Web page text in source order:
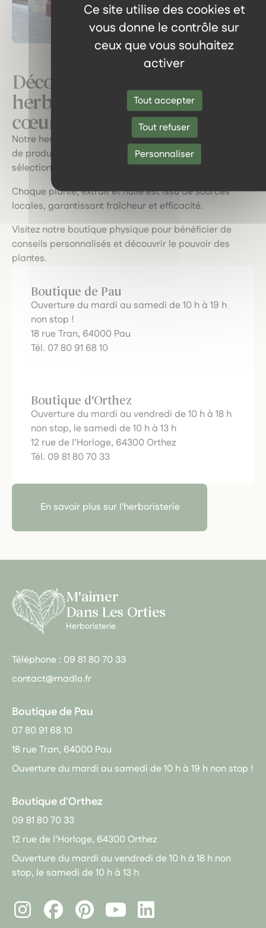
Ce site utilise des cookies et
vous donne le contrôle sur
ceux que vous souhaitez
activer
Tout accepter
Tout refuser
Personnaliser
Découvrez notre
herboristerie : un voyage au
cœur des plantes locales.
Notre herboristerie vous invite à explorer une gamme
de produits naturels de qualité, soigneusement
sélectionnés.
Chaque plante, extrait et huile est issu de sources
locales, garantissant fraîcheur et efficacité.
Visitez notre boutique physique pour bénéficier de
conseils personnalisés et découvrir le pouvoir des
plantes.
Boutique de Pau
Ouverture du mardi au samedi de 10 h à 19 h
non stop !
18 rue Tran, 64000 Pau
Tél. 07 80 91 68 10
Boutique d'Orthez
Ouverture du mardi au vendredi de 10 h à 18 h
non stop, le samedi de 10 h à 13 h
12 rue de l’Horloge, 64300 Orthez
Tél. 09 81 80 70 33
En savoir plus sur l'herboristerie
M'aimer
Dans Les Orties
Herboristerie
Téléphone : 09 81 80 70 33
contact@madlo.fr
Boutique de Pau
07 80 91 68 10
18 rue Tran, 64000 Pau
Ouverture du mardi au samedi de 10 h à 19 h non stop !
Boutique d'Orthez
09 81 80 70 33
12 rue de l’Horloge, 64300 Orthez
Ouverture du mardi au vendredi de 10 h à 18 h non
stop, le samedi de 10 h à 13 h
InstagramFacebookPinterest
LinkedIn